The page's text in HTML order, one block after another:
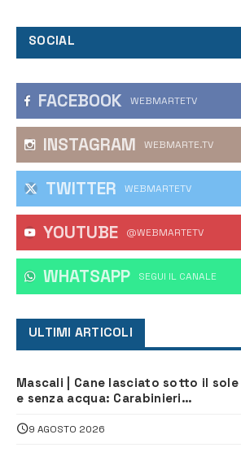
SOCIAL
FACEBOOK WEBMARTETV
INSTAGRAM WEBMARTE.TV
TWITTER WEBMARTETV
YOUTUBE @WEBMARTETV
WHATSAPP ‎SEGUI IL CANALE
ULTIMI ARTICOLI
Mascali | Cane lasciato sotto il sole
e senza acqua: Carabinieri
9 AGOSTO 2026